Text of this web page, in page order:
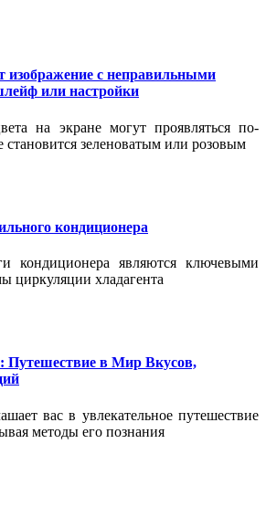
изображение с неправильными
или настройки
на экране могут проявляться по-
становится зеленоватым или розовым
кондиционера
кондиционера являются ключевыми
циркуляции хладагента
Путешествие в Мир Вкусов,
вас в увлекательное путешествие
методы его познания